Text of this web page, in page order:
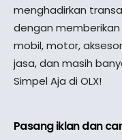
menghadirkan
dengan
mobil, motor,
jasa, dan masih
Simpel Aja di OLX!
Pasang iklan dan